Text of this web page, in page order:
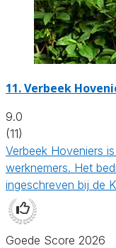
11.Verbeek
9.0
(11)
Verbeek Hoveniers
werknemers. Het
ingeschreven bij de
Goede Score 2026